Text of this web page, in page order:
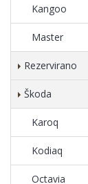
Kangoo
Master
Rezervirano
Škoda
Karoq
Kodiaq
Octavia